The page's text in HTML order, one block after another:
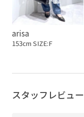
arisa
153cm SIZE:F
スタッフレビュー